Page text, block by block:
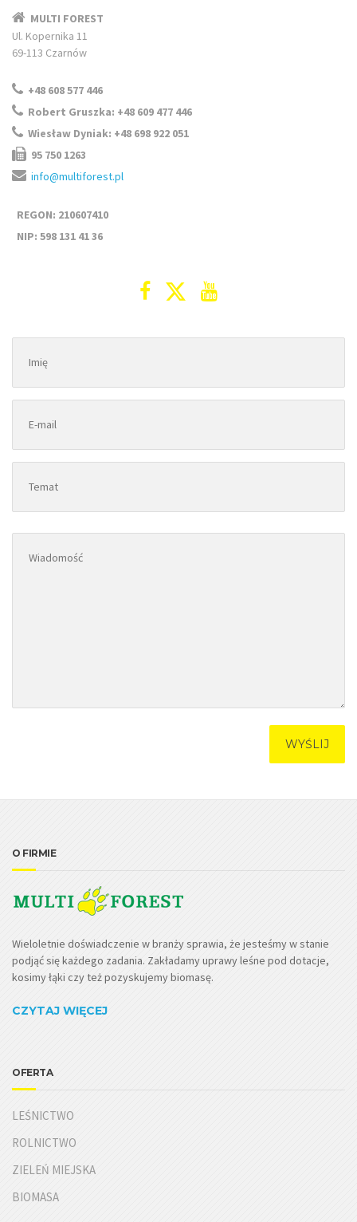
MULTI FOREST
Ul. Kopernika 11
69-113 Czarnów
+48 608 577 446
Robert Gruszka: +48 609 477 446
Wiesław Dyniak: +48 698 922 051
95 750 1263
info@multiforest.pl
REGON: 210607410
NIP: 598 131 41 36
O FIRMIE
Wieloletnie doświadczenie w branży sprawia, że jesteśmy w stanie
podjąć się każdego zadania. Zakładamy uprawy leśne pod dotacje,
kosimy łąki czy też pozyskujemy biomasę.
CZYTAJ WIĘCEJ
OFERTA
LEŚNICTWO
ROLNICTWO
ZIELEŃ MIEJSKA
BIOMASA